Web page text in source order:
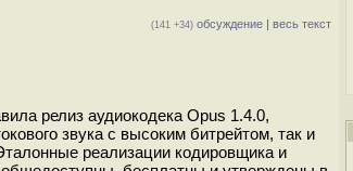
(141 +34) обсуждение | весь текст
релиз аудиокодека Opus 1.4.0,
звука с высоким битрейтом, так и
реализации кодировщика и